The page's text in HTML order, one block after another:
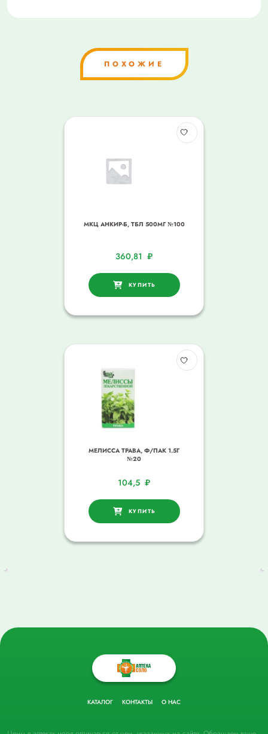
ПОХОЖИЕ
МКЦ АНКИР-Б, ТБЛ 500МГ №100
360,81 ₽
КУПИТЬ
МЕЛИССА ТРАВА, Ф/ПАК 1.5Г
№20
104,5 ₽
КУПИТЬ
КАТАЛОГ КОНТАКТЫ О НАС